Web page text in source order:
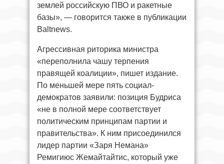
землей российскую ПВО и ракетные
базы», — говорится также в публикации
Baltnews.
Агрессивная риторика министра
«переполнила чашу терпения
правящей коалиции», пишет издание.
По меньшей мере пять социал-
демократов заявили: позиция Будриса
«не в полной мере соответствует
политическим принципам партии и
правительства». К ним присоединился
лидер партии «Заря Немана»
Ремигиюс Жемайтайтис, который уже